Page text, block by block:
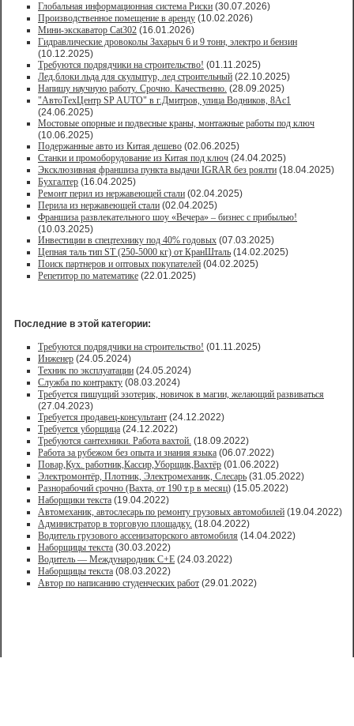
Глобальная информационная система Риски (30.07.2026)
Производственное помещение в аренду (10.02.2026)
Мини-экскаватор Cat302 (16.01.2026)
Гидравлические дровоколы Захарыч 6 и 9 тонн, электро и бензин
(10.12.2025)
Требуются подрядчики на строительство! (01.11.2025)
Лед,блоки льда для скульптур, лед строительный (22.10.2025)
Напишу научную работу. Срочно. Качественно. (28.09.2025)
"АвтоТехЦентр SP AUTO" в г.Дмитров, улица Водников, 8Ас1
(24.06.2025)
Мостовые опорные и подвесные краны, монтажные работы под ключ
(10.06.2025)
Подержанные авто из Китая дешево (02.06.2025)
Станки и промоборудование из Китая под ключ (24.04.2025)
Эксклюзивная франшиза пункта выдачи IGRAR без роялти (18.04.2025)
Бухгалтер (16.04.2025)
Ремонт перил из нержавеющей стали (02.04.2025)
Перила из нержавеющей стали (02.04.2025)
Франшиза развлекательного шоу «Вечера» – бизнес с прибылью!
(10.03.2025)
Инвестиции в спецтехнику под 40% годовых (07.03.2025)
Цепная таль тип ST (250-5000 кг) от КранШталь (14.02.2025)
Поиск партнеров и оптовых покупателей (04.02.2025)
Репетитор по математике (22.01.2025)
Последние в этой категории:
Требуются подрядчики на строительство! (01.11.2025)
Инженер (24.05.2024)
Техник по эксплуатации (24.05.2024)
Служба по контракту (08.03.2024)
Требуется пишущий эзотерик, новичок в магии, желающий развиваться
(27.04.2023)
Требуется продавец-консультант (24.12.2022)
Требуется уборщица (24.12.2022)
Требуются сантехники. Работа вахтой. (18.09.2022)
Работа за рубежом без опыта и знания языка (06.07.2022)
Повар,Кух. работник,Кассир,Уборщик,Вахтёр (01.06.2022)
Электромонтёр, Плотник, Электромеханик, Слесарь (31.05.2022)
Paзнoрабочий cрочно (Вахта, от 190 т.р в месяц) (15.05.2022)
Наборщики текста (19.04.2022)
Автомеханик, автослесарь по ремонту грузовых автомобилей (19.04.2022)
Администратор в торговую площадку. (18.04.2022)
Водитель грузового ассенизаторского автомобиля (14.04.2022)
Наборщицы текста (30.03.2022)
Водитель — Международник С+Е (24.03.2022)
Наборщицы текста (08.03.2022)
Автор по написанию студенческих работ (29.01.2022)